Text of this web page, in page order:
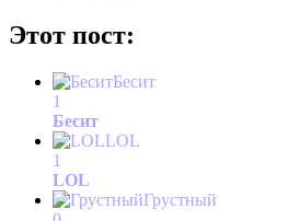
Этот пост:
Бесит
1
Бесит
LOL
1
LOL
Грустный